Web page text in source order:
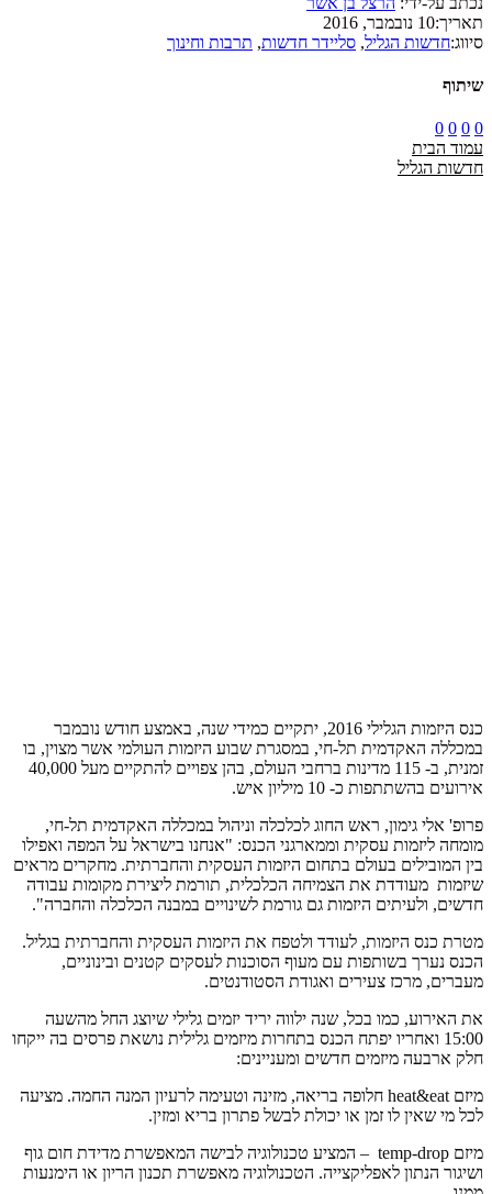
תאריך:10 נובמבר, 2016
סיווג:חדשות הגליל, סליידר חדשות, תרבות וחינוך
שיתוף
0
0
0
0
עמוד הבית
חדשות הגליל
כנס היזמות הגלילי 2016, יתקיים כמידי שנה, באמצע חודש נובמבר
במכללה האקדמית תל-חי, במסגרת שבוע היזמות העולמי אשר מצוין, בו
זמנית, ב- 115 מדינות ברחבי העולם, בהן צפויים להתקיים מעל 40,000
אירועים בהשתתפות כ- 10 מיליון איש.
פרופ' אלי גימון, ראש החוג לכלכלה וניהול במכללה האקדמית תל-חי,
מומחה ליזמות עסקית וממארגני הכנס: "אנחנו בישראל על המפה ואפילו
בין המובילים בעולם בתחום היזמות העסקית והחברתית. מחקרים מראים
שיזמות מעודדת את הצמיחה הכלכלית, תורמת ליצירת מקומות עבודה
חדשים, ולעיתים היזמות גם גורמת לשינויים במבנה הכלכלה והחברה".
מטרת כנס היזמות, לעודד ולטפח את היזמות העסקית והחברתית בגליל.
הכנס נערך בשותפות עם מעוף הסוכנות לעסקים קטנים ובינוניים,
מעברים, מרכז צעירים ואגודת הסטודנטים.
את האירוע, כמו בכל, שנה ילווה יריד יזמים גלילי שיוצג החל מהשעה
15:00 ואחריו יפתח הכנס בתחרות מיזמים גלילית נושאת פרסים בה ייקחו
חלק ארבעה מיזמים חדשים ומעניינים:
מיזם heat&eat חלופה בריאה, מזינה וטעימה לרעיון המנה החמה. מציעה
לכל מי שאין לו זמן או יכולת לבשל פתרון בריא ומזין.
מיזם temp-drop – המציע טכנולוגיה לבישה המאפשרת מדידת חום גוף
ושיגור הנתון לאפליקצייה. הטכנולוגיה מאפשרת תכנון הריון או הימנעות